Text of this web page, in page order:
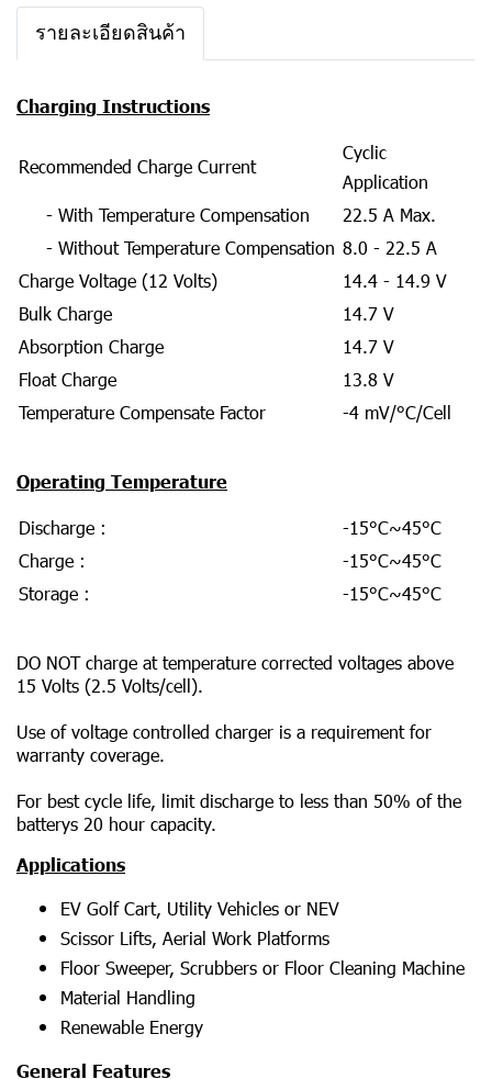
รายละเอียดสินค้า
Charging Instructions
Recommended Charge Current
Cyclic
Application
- With Temperature Compensation
22.5 A Max.
- Without Temperature Compensation 8.0 - 22.5 A
Charge Voltage (12 Volts)
14.4 - 14.9 V
Bulk Charge
14.7 V
Absorption Charge
14.7 V
Float Charge
13.8 V
Temperature Compensate Factor
-4 mV/°C/Cell
Operating Temperature
Discharge :
-15°C~45°C
Charge :
-15°C~45°C
Storage :
-15°C~45°C
DO NOT charge at temperature corrected voltages above
15 Volts (2.5 Volts/cell).
Use of voltage controlled charger is a requirement for
warranty coverage.
For best cycle life, limit discharge to less than 50% of the
batterys 20 hour capacity.
Applications
EV Golf Cart, Utility Vehicles or NEV
Scissor Lifts, Aerial Work Platforms
Floor Sweeper, Scrubbers or Floor Cleaning Machine
Material Handling
Renewable Energy
General Features